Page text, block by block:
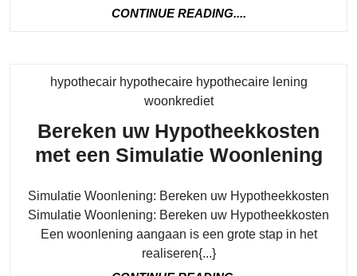
CONTINUE READING....
hypothecair hypothecaire hypothecaire lening
woonkredietCategory
Bereken uw Hypotheekkosten
met een Simulatie Woonlening
met
Simulatie Woonlening: Bereken uw Hypotheekkosten
Simulatie Woonlening: Bereken uw Hypotheekkosten
Een woonlening aangaan is een grote stap in het
realiseren{...}